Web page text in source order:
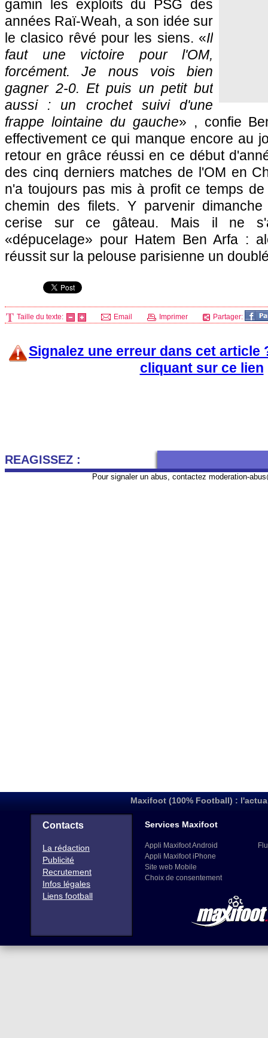
gamin les exploits du PSG des
années Raï-Weah, a son idée sur
le clasico rêvé pour les siens. «Il
faut une victoire pour l'OM,
forcément. Je nous vois bien
gagner 2-0. Et puis un petit but
aussi : un crochet suivi d'une
frappe lointaine du gauche» , confie
effectivement ce qui manque encore au
retour en grâce réussi en ce début
des cinq derniers matches de l'OM en
n'a toujours pas mis à profit ce temps
chemin des filets. Y parvenir
cerise sur ce gâteau. Mais il ne
«dépucelage» pour Hatem Ben Arfa :
réussit sur la pelouse parisienne un
Taille du texte: Email Imprimer Partager:
Signalez une erreur dans cet article
cliquant sur ce lien
REAGISSEZ :
Pour signaler un abus, contactez moderation-
Maxifoot (100% Football) :
Contacts
La rédaction
Publicité
Recrutement
Infos légales
Liens football
Services Maxifoot
Appli Maxifoot Android
Appli Maxifoot iPhone
Site web Mobile
Choix de consentement